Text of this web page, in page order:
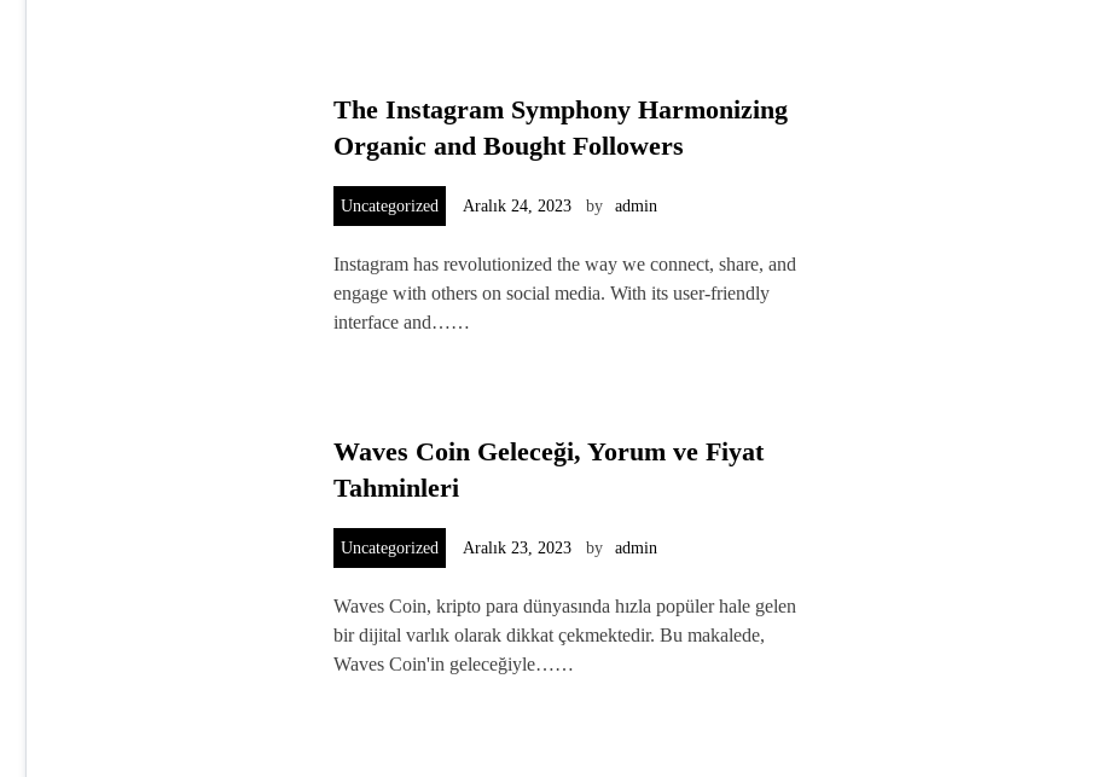
The Instagram Symphony Harmonizing
Organic and Bought Followers
Uncategorized Aralık 24, 2023 by admin
Instagram has revolutionized the way we connect, share, and
engage with others on social media. With its user-friendly
interface and……
Waves Coin Geleceği, Yorum ve Fiyat
Tahminleri
Uncategorized Aralık 23, 2023 by admin
Waves Coin, kripto para dünyasında hızla popüler hale gelen
bir dijital varlık olarak dikkat çekmektedir. Bu makalede,
Waves Coin'in geleceğiyle……